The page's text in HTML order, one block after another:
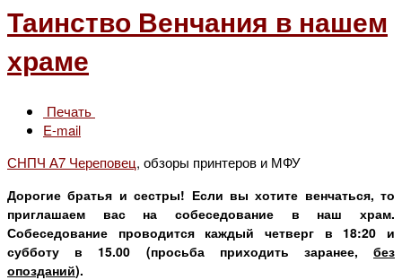
Таинство Венчания в нашем
храме
Печать
E-mail
СНПЧ А7 Череповец, обзоры принтеров и МФУ
Дорогие братья и сестры! Если вы хотите венчаться, то
приглашаем вас на собеседование в наш храм.
Собеседование проводится каждый четверг в 18:20 и
субботу в 15.00 (просьба приходить заранее, без
опозданий).